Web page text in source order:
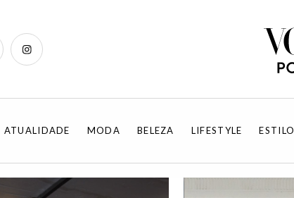
ATUALIDADE MODA BELEZA LIFESTYLE ESTILO